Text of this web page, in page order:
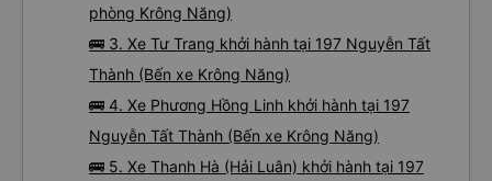
phòng Krông Năng)
🚌 3. Xe Tư Trang khởi hành tại 197 Nguyễn Tất
Thành (Bến xe Krông Năng)
🚌 4. Xe Phương Hồng Linh khởi hành tại 197
Nguyễn Tất Thành (Bến xe Krông Năng)
🚌 5. Xe Thanh Hà (Hải Luân) khởi hành tại 197